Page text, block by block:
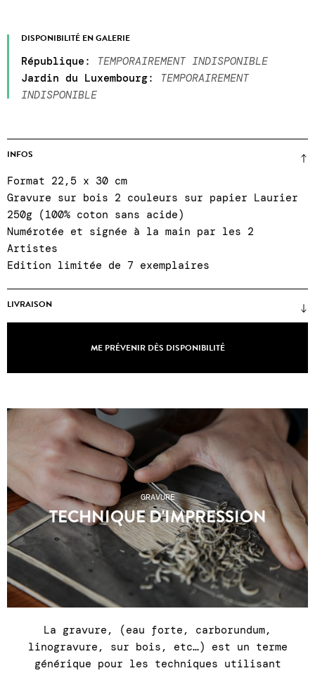
INFOS
Format 22,5 x 30 cm
Gravure sur bois 2 couleurs sur papier Laurier
250g (100% coton sans acide)
Numérotée et signée à la main par les 2
Artistes
Edition limitée de 7 exemplaires
LIVRAISON
place lors d'un achat en galerie) ● certificat
19h ● SAV du mardi au samedi, 11h à 19h00 : +33
1 43 55 44 68 ●Les frais de port n'incluent
pas les éventuels frais de douanes pour les
pays hors UE
DISPONIBILITÉ EN GALERIE
République : TEMPORAIREMENT INDISPONIBLE
Jardin du Luxembourg: TEMPORAIREMENT
INDISPONIBLE
ME PRÉVENIR DÈS DISPONIBILITÉ
GRAVURE
TECHNIQUE D'IMPRESSION
La gravure, (eau forte, carborundum,
linogravure, sur bois, etc…) est un terme
générique pour les techniques utilisant